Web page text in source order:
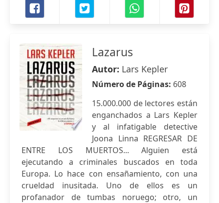
Lazarus
Autor: Lars Kepler
Número de Páginas: 608
15.000.000 de lectores están
enganchados a Lars Kepler
y al infatigable detective
Joona Linna REGRESAR DE
ENTRE LOS MUERTOS... Alguien está
ejecutando a criminales buscados en toda
Europa. Lo hace con ensañamiento, con una
crueldad inusitada. Uno de ellos es un
profanador de tumbas noruego; otro, un